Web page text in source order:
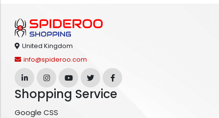
United Kingdom
info@spideroo.com
Shopping Service
Google CSS